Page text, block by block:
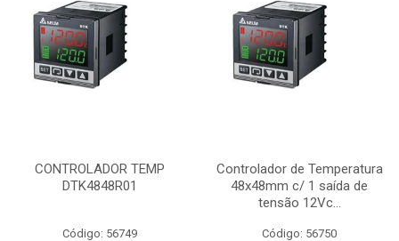
CONTROLADOR TEMP
DTK4848R01
Código: 56749
Controlador de Temperatura
48x48mm c/ 1 saída de
tensão 12Vc...
Código: 56750